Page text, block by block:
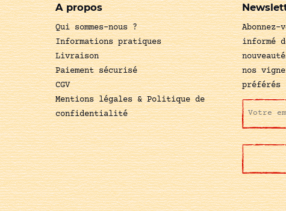
A propos
Qui sommes-nous ?
Informations pratiques
Livraison
Paiement sécurisé
CGV
Mentions légales & Politique de
confidentialité
informé
nos
préférés